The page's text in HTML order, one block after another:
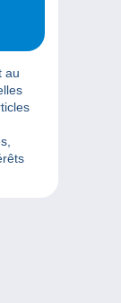
au